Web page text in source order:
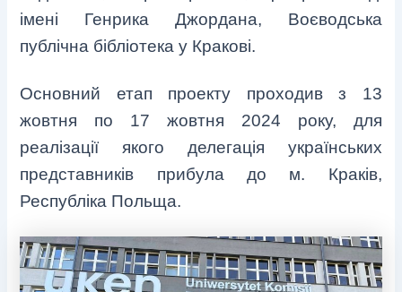
імені Генрика Джордана, Воєводська
публічна бібліотека у Кракові.
Основний етап проекту проходив з 13
жовтня по 17 жовтня 2024 року, для
реалізації якого делегація українських
представників прибула до м. Краків,
Республіка Польща.